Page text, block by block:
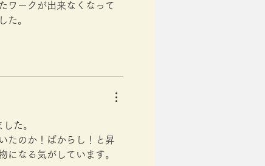
ワークが出来なくなって
た。
た。
たのか！ばからし！と昇
になる気がしています。